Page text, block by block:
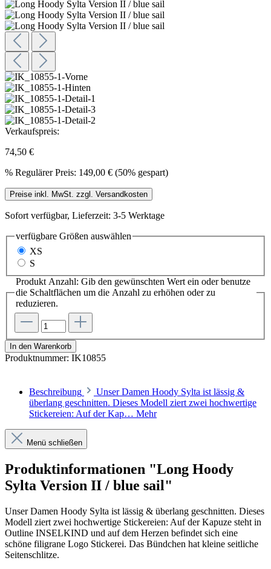
Verkaufspreis:
74,50 €
% Regulärer Preis: 149,00 € (50% gespart)
Preise inkl. MwSt. zzgl. Versandkosten
Sofort verfügbar, Lieferzeit: 3-5 Werktage
verfügbare Größen auswählen
XS
S
Produkt Anzahl: Gib den gewünschten Wert ein oder benutze
die Schaltflächen um die Anzahl zu erhöhen oder zu
reduzieren.
In den Warenkorb
Produktnummer: IK10855
Beschreibung
Unser Damen Hoody Sylta ist lässig &
überlang geschnitten. Dieses Modell ziert zwei hochwertige
Stickereien: Auf der Kap… Mehr
Menü schließen
Produktinformationen "Long Hoody
Sylta Version II / blue sail"
Unser Damen Hoody Sylta ist lässig & überlang geschnitten. Dieses
Modell ziert zwei hochwertige Stickereien: Auf der Kapuze steht in
Outline INSELKIND und auf dem Herzen befindet sich eine
schöne filigrane Logo Stickerei. Das Bündchen hat kleine seitliche
Seitenschlitze.